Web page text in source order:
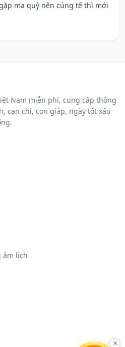
ma quỷ nên cúng tế thì mới
Nam miễn phí, cung cấp thông
can chi, con giáp, ngày tốt xấu
âm lịch
×